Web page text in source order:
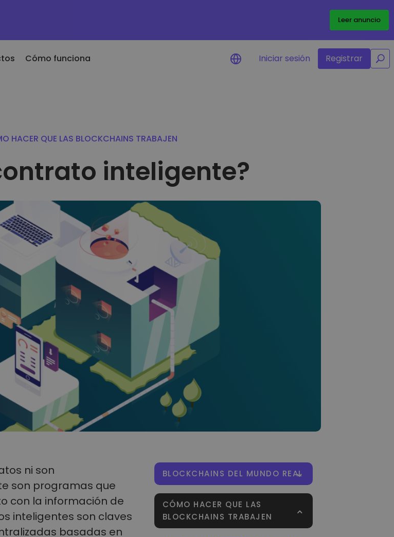
Leer anuncio
100€ Bóveda
futuro
Compra recurrente Análisis de cartera
Perspectiva inteligente para un
Cómo funciona Iniciar sesión Registrar
/
HACER QUE LAS BLOCKCHAINS TRABAJEN
inteligente?
ni son
son programas que
con la información de
inteligentes son claves
basadas en
BLOCKCHAINS DEL MUNDO REAL
CÓMO HACER QUE LAS
BLOCKCHAINS TRABAJEN